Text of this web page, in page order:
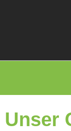
Unser